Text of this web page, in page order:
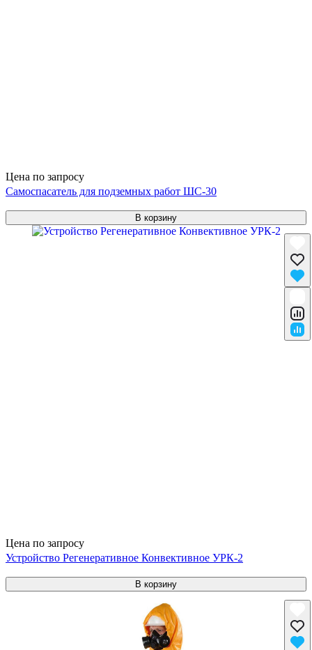
Цена по запросу
Самоспасатель для подземных работ ШС-30
В корзину
Цена по запросу
Устройство Регенеративное Конвективное УРК-2
В корзину